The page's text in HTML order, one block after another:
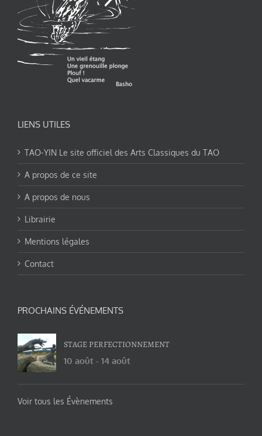
LIENS UTILES
TAO-YIN Le site officiel des Arts Classiques du TAO
A propos de ce site
A propos de nous
Librairie
Mentions légales
Contact
PROCHAINS ÉVÉNEMENTS
STAGE PERFECTIONNEMENT
10 août - 14 août
Voir tous les Évènements